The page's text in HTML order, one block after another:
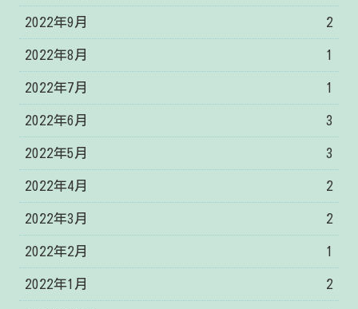
2022年9月 2
2022年8月 1
2022年7月 1
2022年6月 3
2022年5月 3
2022年4月 2
2022年3月 2
2022年2月 1
2022年1月 2